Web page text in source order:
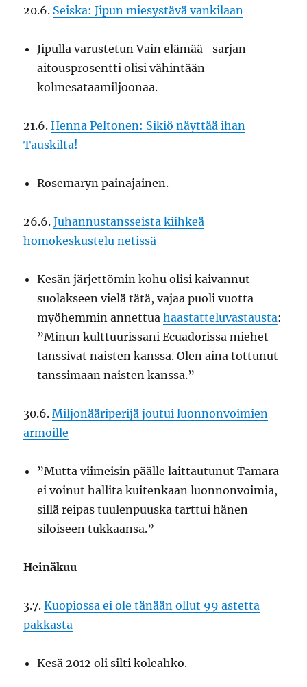
20.6. Seiska: Jipun miesystävä vankilaan
Jipulla varustetun Vain elämää -sarjan
aitousprosentti olisi vähintään
kolmesataamiljoonaa.
21.6.Henna Peltonen: Sikiö näyttää ihan
Tauskilta!
Rosemaryn painajainen.
26.6.Juhannustansseista kiihkeä
homokeskustelu netissä
Kesän järjettömin kohu olisi kaivannut
suolakseen vielä tätä, vajaa puoli vuotta
myöhemmin annettuahaastatteluvastausta:
”Minun kulttuurissani Ecuadorissa miehet
tanssivat naisten kanssa. Olen aina tottunut
tanssimaan naisten kanssa.”
30.6.Miljonääriperijä joutui luonnonvoimien
armoille
”Mutta viimeisin päälle laittautunut Tamara
ei voinut hallita kuitenkaan luonnonvoimia,
sillä reipas tuulenpuuska tarttui hänen
siloiseen tukkaansa.”
Heinäkuu
3.7.Kuopiossa ei ole tänään ollut 99 astetta
pakkasta
Kesä 2012 oli silti koleahko.